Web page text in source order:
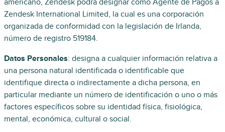
americano, Zendesk podrá designar como Agente de Pagos a
Zendesk International Limited, la cual es una corporación
organizada de conformidad con la legislación de Irlanda,
número de registro 519184.
Datos Personales: designa a cualquier información relativa a
una persona natural identificada o identificable que
identifique directa o indirectamente a dicha persona, en
particular mediante un número de identificación o uno o más
factores específicos sobre su identidad física, fisiológica,
mental, económica, cultural o social.